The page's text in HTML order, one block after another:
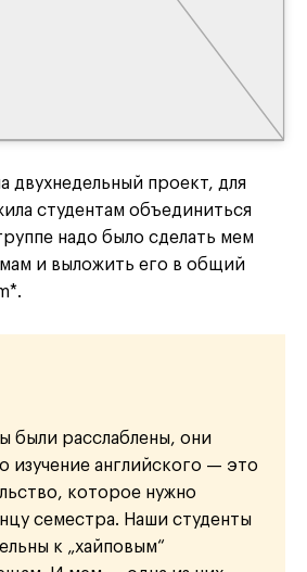
двухнедельный проект, для
студентам объединиться
надо было сделать мем
и выложить его в общий
были расслаблены, они
изучение английского — это
которое нужно
семестра. Наши студенты
к „хайповым“